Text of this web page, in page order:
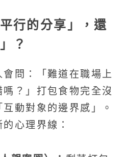
行的分享」，還
？
問：「難道在職場上
？」打包食物完全沒
動對象的邊界感」。
心理界線：